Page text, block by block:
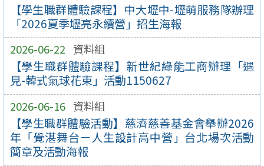
【學生職群體驗課程】中大壢中-壢萌服務隊辦理
「2026夏季壢亮永續營」招生海報
2026-06-22 資料組
【學生職群體驗課程】新世紀綠能工商辦理「遇
見-韓式氣球花束」活動1150627
2026-06-16 資料組
【學生職群體驗活動】慈濟慈善基金會舉辦2026
年「覺湛舞台－人生設計高中營」台北場次活動
簡章及活動海報